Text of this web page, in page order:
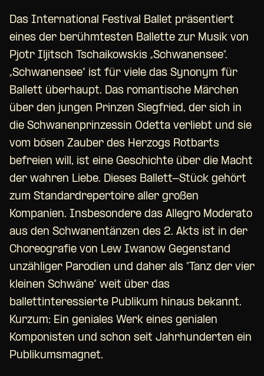
Das International Festival Ballet präsentiert
eines der berühmtesten Ballette zur Musik von
Pjotr Iljitsch Tschaikowskis „Schwanensee“.
„Schwanensee“ ist für viele das Synonym für
Ballett überhaupt. Das romantische Märchen
über den jungen Prinzen Siegfried, der sich in
die Schwanenprinzessin Odetta verliebt und sie
vom bösen Zauber des Herzogs Rotbarts
befreien will, ist eine Geschichte über die Macht
der wahren Liebe. Dieses Ballett-Stück gehört
zum Standardrepertoire aller großen
Kompanien. Insbesondere das Allegro Moderato
aus den Schwanentänzen des 2. Akts ist in der
Choreografie von Lew Iwanow Gegenstand
unzähliger Parodien und daher als “Tanz der vier
kleinen Schwäne“ weit über das
ballettinteressierte Publikum hinaus bekannt.
Kurzum: Ein geniales Werk eines genialen
Komponisten und schon seit Jahrhunderten ein
Publikumsmagnet.